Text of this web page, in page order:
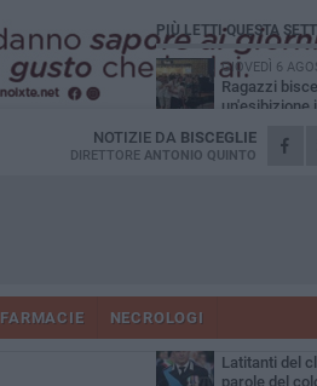
NOTIZIE DA BISCEGLIE
DIRETTORE ANTONIO QUINTO
FARMACIE NECROLOGI
PIÙ LETTI QUESTA
GIOVEDÌ 6
Ragazzi
un'esibizione
MARTEDÌ 4
Emergenza
Due auto
SABATO 8
Latitanti del
parole del